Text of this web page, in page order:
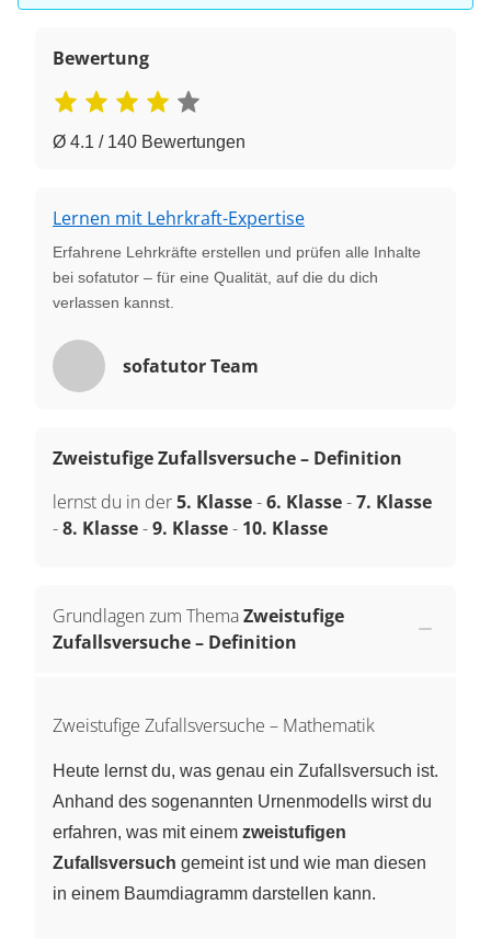
Bewertung
Ø 4.1 / 140 Bewertungen
Lernen mit Lehrkraft-Expertise
Erfahrene Lehrkräfte erstellen und prüfen alle Inhalte
bei sofatutor – für eine Qualität, auf die du dich
verlassen kannst.
sofatutor Team
Zweistufige Zufallsversuche – Definition
lernst du in der5. Klasse-6. Klasse-7. Klasse
-8. Klasse-9. Klasse- 10. Klasse
Grundlagen zum ThemaZweistufige
Zufallsversuche – Definition
Zweistufige Zufallsversuche – Mathematik
Heute lernst du, was genau ein Zufallsversuch ist.
Anhand des sogenannten Urnenmodells wirst du
erfahren, was mit einem zweistufigen
Zufallsversuch gemeint ist und wie man diesen
in einem Baumdiagramm darstellen kann.